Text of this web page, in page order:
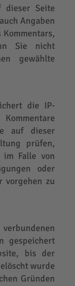
dieser Seite
Angaben
Sie nicht
gewählte
die IP-
auf dieser
prüfen,
Falle von
oder
vorgehen zu
gespeichert
bis der
wurde
Gründen